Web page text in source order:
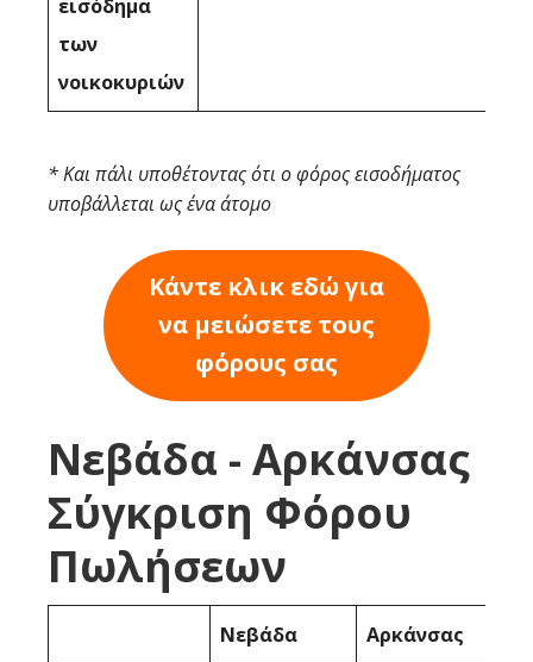
εισόδημα
των
νοικοκυριών
* Και πάλι υποθέτοντας ότι ο φόρος εισοδήματος
υποβάλλεται ως ένα άτομο
Κάντε κλικ εδώ για
να μειώσετε τους
φόρους σας
Νεβάδα - Αρκάνσας
Σύγκριση Φόρου
Πωλήσεων
Νεβάδα Αρκάνσας